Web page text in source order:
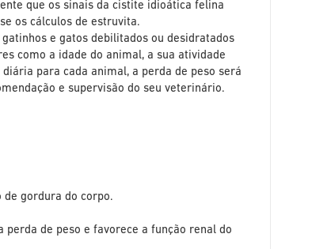
que os sinais da cistite idioática felina
os cálculos de estruvita.
e gatos debilitados ou desidratados
como a idade do animal, a sua atividade
para cada animal, a perda de peso será
e supervisão do seu veterinário.
de gordura do corpo.
de peso e favorece a função renal do